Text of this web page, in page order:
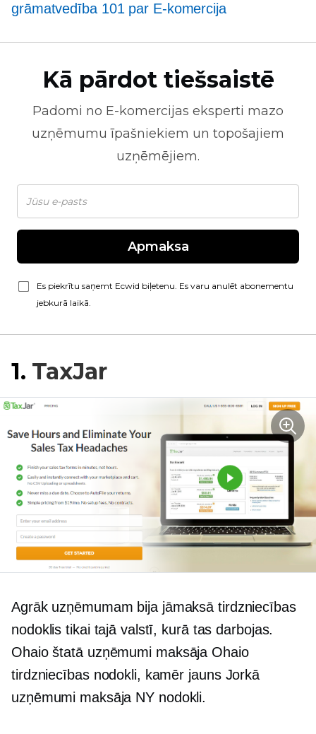
grāmatvedība 101 par E-komercija
Kā pārdot tiešsaistē
Padomi no E-komercijas eksperti mazo
uzņēmumu īpašniekiem un topošajiem
uzņēmējiem.
Apmaksa
Es piekrītu saņemt Ecwid biļetenu. Es varu anulēt abonementu
jebkurā laikā.
1. TaxJar
Agrāk uzņēmumam bija jāmaksā tirdzniecības
nodoklis tikai tajā valstī, kurā tas darbojas.
Ohaio štatāuzņēmumi maksāja Ohaio
tirdzniecības nodokli, kamēr jauns Jorkā
uzņēmumi maksāja NY nodokli.